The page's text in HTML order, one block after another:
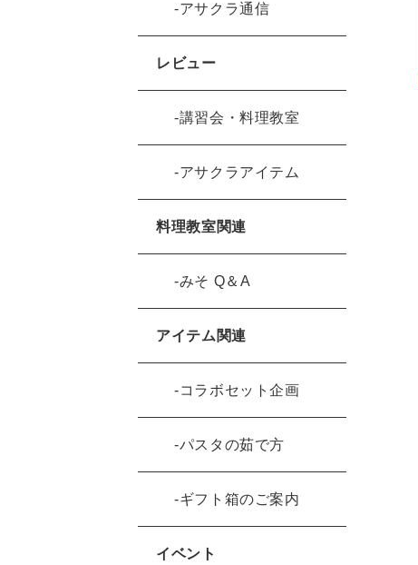
アサクラ通信
レビュー
講習会・料理教室
アサクラアイテム
料理教室関連
みそ Q＆A
アイテム関連
コラボセット企画
パスタの茹で方
ギフト箱のご案内
イベント